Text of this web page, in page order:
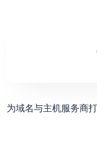
为域名与主机服务商